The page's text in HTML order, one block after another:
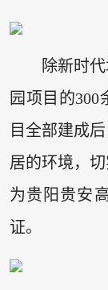
除新时
园项目的
目全部建成
居的环境，
为贵阳贵安
证。